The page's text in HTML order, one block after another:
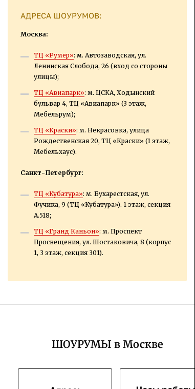
АДРЕСА ШОУРУМОВ:
Москва:
ТЦ «Румер»: м. Автозаводская, ул.
Ленинская Слобода, 26 (вход со стороны
улицы);
ТЦ «Авиапарк»: м. ЦСКА, Ходынский
бульвар 4, ТЦ «Авиапарк» (3 этаж,
Мебельрум);
ТЦ «Краски»: м. Некрасовка, улица
Рождественская 20, ТЦ «Краски» (1 этаж,
Мебельхаус).
Санкт-Петербург:
ТЦ «Кубатура»: м. Бухарестская, ул.
Фучика, 9 (ТЦ «Кубатура»). 1 этаж, секция
А.518;
ТЦ «Гранд Каньон»: м. Проспект
Просвещения, ул. Шостаковича, 8 (корпус
1, 3 этаж, секция 301).
ШОУРУМЫ в Москве